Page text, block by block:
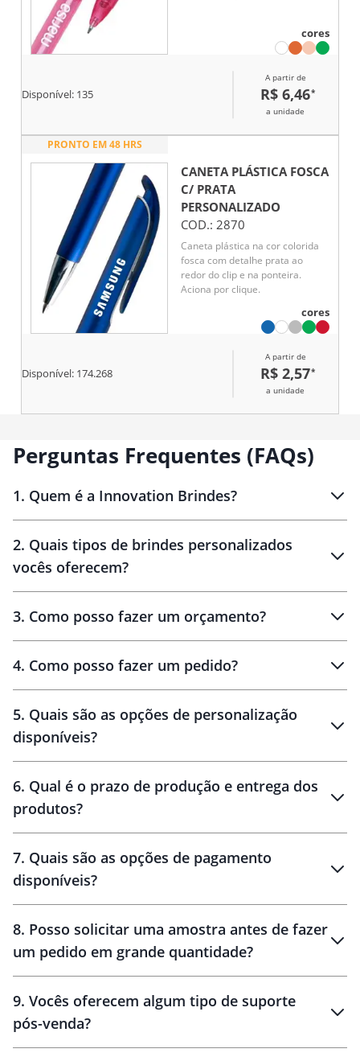
cores
Disponível: 135
A partir de
R$ 6,46*
a unidade
PRONTO EM 48 HRS
CANETA PLÁSTICA FOSCA
C/ PRATA
PERSONALIZADO
COD.: 2870
Caneta plástica na cor colorida
fosca com detalhe prata ao
redor do clip e na ponteira.
Aciona por clique.
cores
Disponível: 174.268
A partir de
R$ 2,57*
a unidade
Perguntas Frequentes (FAQs)
1. Quem é a Innovation Brindes?
Brindes personalizados
2. Quais tipos de brindes personalizados
vocês oferecem?
personalizados
3. Como posso fazer um orçamento?
brinde
personalização
4. Como posso fazer um pedido?
amostra virtual
5. Quais são as opções de personalização
disponíveis?
6. Qual é o prazo de produção e entrega dos
produtos?
10 dias
brinde
48 horas
7. Quais são as opções de pagamento
disponíveis?
8. Posso solicitar uma amostra antes de fazer
um pedido em grande quantidade?
9. Vocês oferecem algum tipo de suporte
pós-venda?